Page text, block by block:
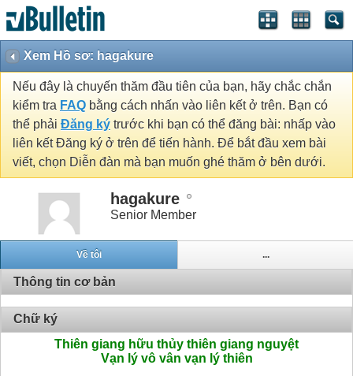
Xem Hồ sơ: hagakure
Nếu đây là chuyến thăm đầu tiên của bạn, hãy chắc chắn
kiểm tra FAQ bằng cách nhấn vào liên kết ở trên. Bạn có
thể phải Đăng ký trước khi bạn có thể đăng bài: nhấp vào
liên kết Đăng ký ở trên để tiến hành. Để bắt đầu xem bài
viết, chọn Diễn đàn mà bạn muốn ghé thăm ở bên dưới.
hagakure
Senior Member
Về tôi ...
Thông tin cơ bản
Chữ ký
Thiên giang hữu thủy thiên giang nguyệt
Vạn lý vô vân vạn lý thiên